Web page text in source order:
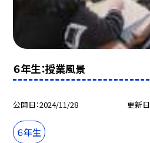
６年生：授業風景
公開日 2024/11/28 更新日
６年生